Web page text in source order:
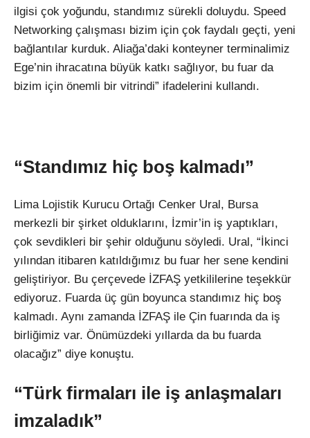
ilgisi çok yoğundu, standımız sürekli doluydu. Speed
Networking çalışması bizim için çok faydalı geçti, yeni
bağlantılar kurduk. Aliağa’daki konteyner terminalimiz
Ege’nin ihracatına büyük katkı sağlıyor, bu fuar da
bizim için önemli bir vitrindi” ifadelerini kullandı.
“Standımız hiç boş kalmadı”
Lima Lojistik Kurucu Ortağı Cenker Ural, Bursa
merkezli bir şirket olduklarını, İzmir’in iş yaptıkları,
çok sevdikleri bir şehir olduğunu söyledi. Ural, “İkinci
yılından itibaren katıldığımız bu fuar her sene kendini
geliştiriyor. Bu çerçevede İZFAŞ yetkililerine teşekkür
ediyoruz. Fuarda üç gün boyunca standımız hiç boş
kalmadı. Aynı zamanda İZFAŞ ile Çin fuarında da iş
birliğimiz var. Önümüzdeki yıllarda da bu fuarda
olacağız” diye konuştu.
“Türk firmaları ile iş anlaşmaları
imzaladık”